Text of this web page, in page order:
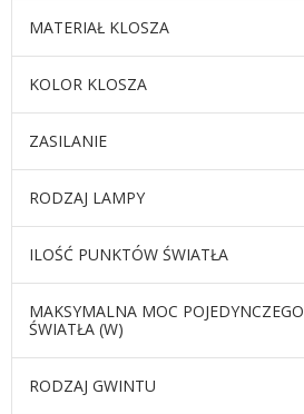
MATERIAŁ KLOSZA
KOLOR KLOSZA
ZASILANIE
RODZAJ LAMPY
ILOŚĆ PUNKTÓW ŚWIATŁA
MAKSYMALNA MOC POJEDYNCZEGO
ŚWIATŁA (W)
RODZAJ GWINTU